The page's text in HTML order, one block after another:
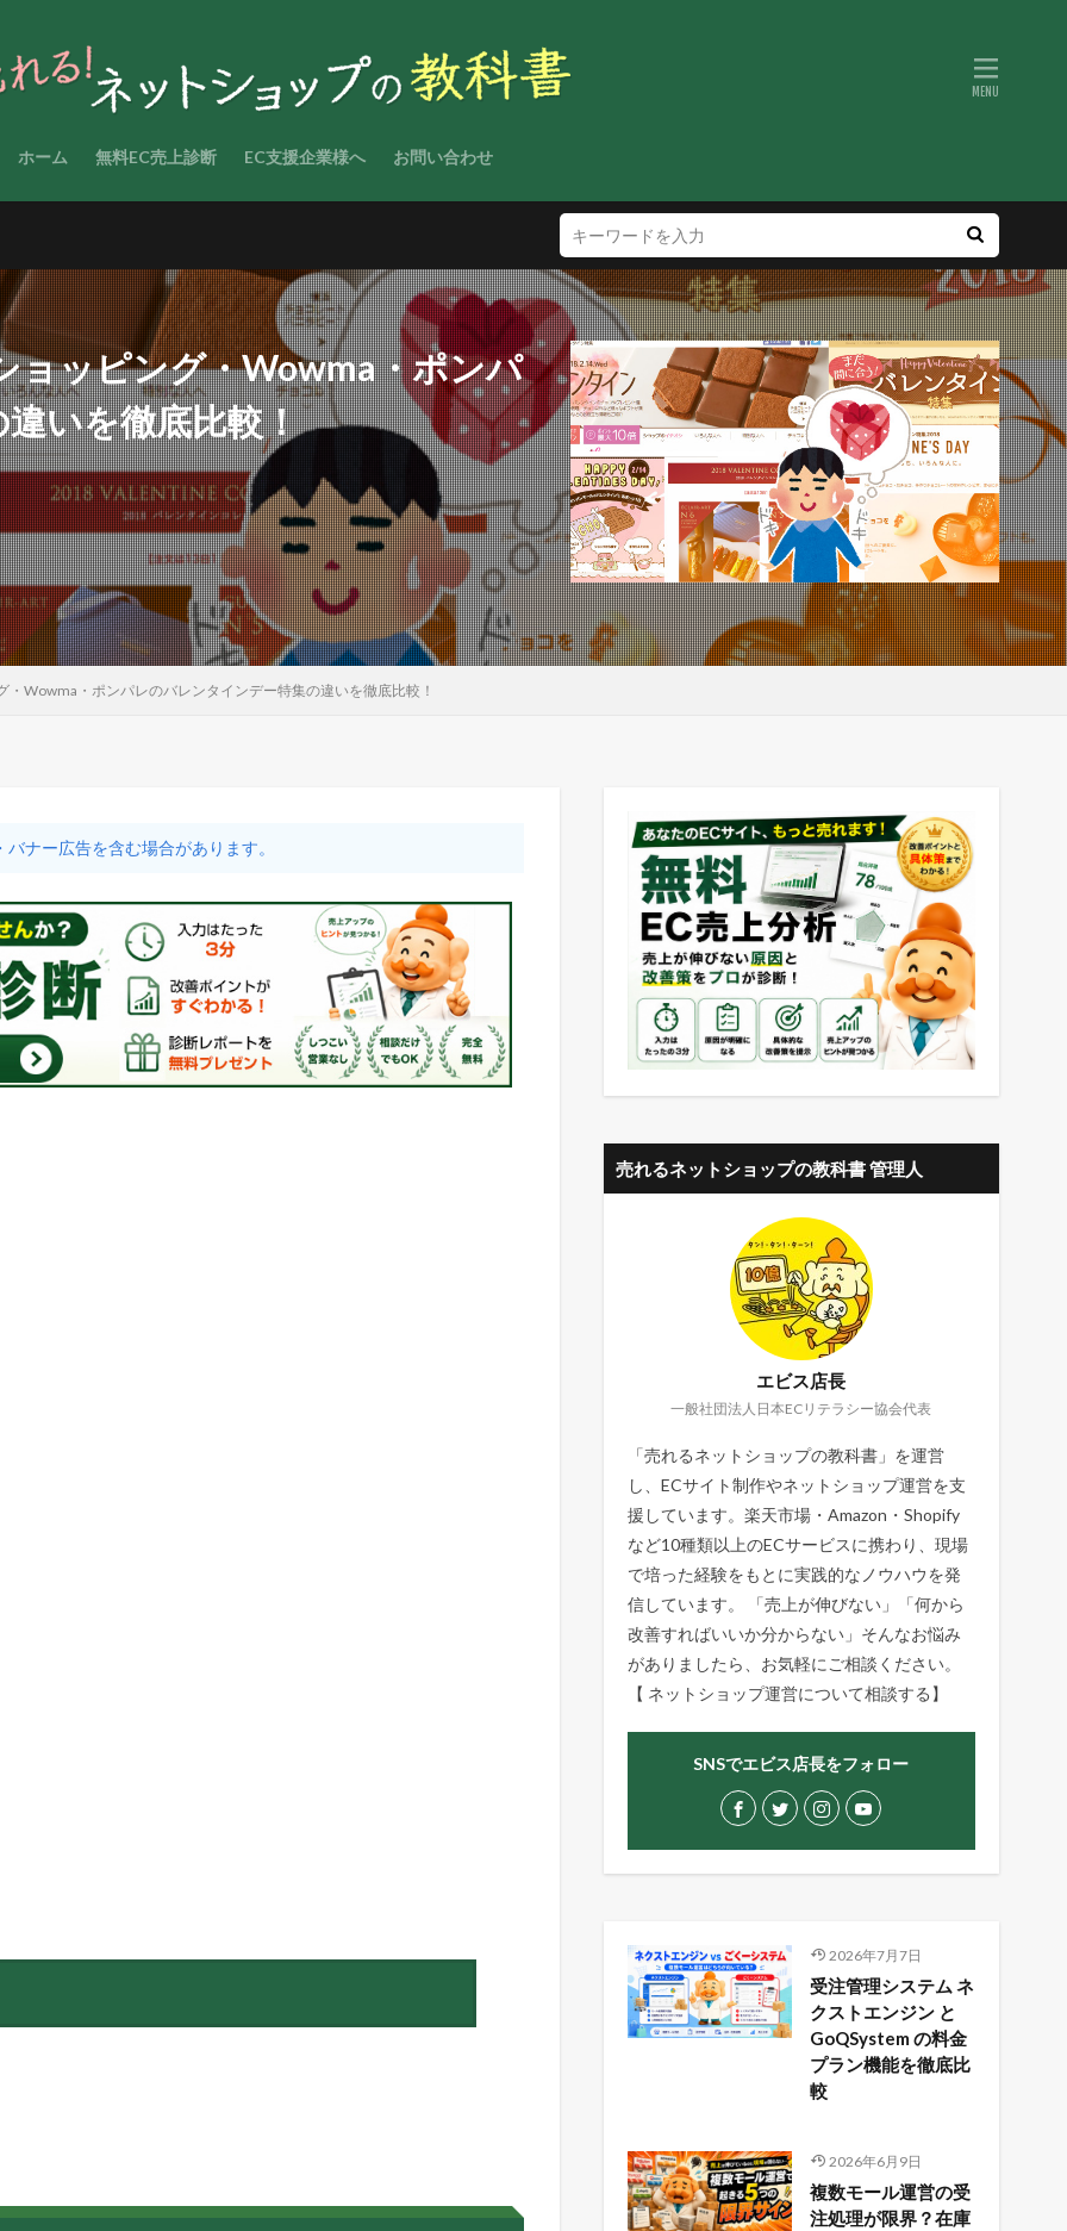
ホーム 無料EC売上診断 EC支援企業様へ お問い合わせ
ョッピング・Wowma・ポンパ
いを徹底比較！
Wowma・ポンパレのバレンタインデー特集の違いを徹底比較！
ナー広告を含む場合があります。
売れるネットショップの教科書 管理人
エビス店長
一般社団法人日本ECリテラシー協会代表
「売れるネットショップの教科書」を運営
し、ECサイト制作やネットショップ運営を支
援しています。楽天市場・Amazon・Shopify
など10種類以上のECサービスに携わり、現場
で培った経験をもとに実践的なノウハウを発
信しています。 「売上が伸びない」「何から
改善すればいいか分からない」そんなお悩み
がありましたら、お気軽にご相談ください。
【 ネットショップ運営について相談する 】
SNSでエビス店長をフォロー
2026年7月7日
受注管理システム ネ
クストエンジン と
GoQSystem の料金
プラン機能を徹底比
較
2026年6月9日
複数モール運営の受
注処理が限界？在庫